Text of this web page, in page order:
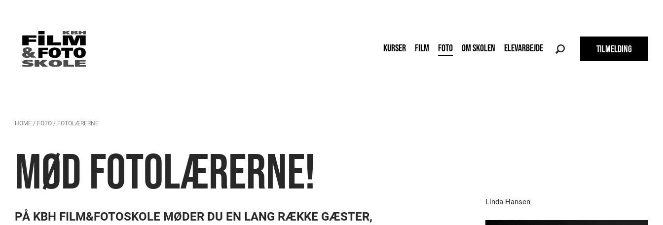
KURSER FILM FOTO OM SKOLEN ELEVARBEJDE TILMELDING
HOME / FOTO / FOTOLÆRERNE
MØD FOTOLÆRERNE!
PÅ KBH FILM&FOTOSKOLE MØDER DU EN LANG RÆKKE GÆSTER,
Linda Hansen